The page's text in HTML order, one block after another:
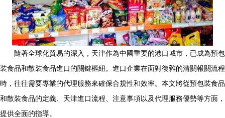
隨著全球化貿易的深入，天津作為中國重要的港口城市，已成為預包
裝食品和散裝食品進口的關鍵樞紐。進口企業在面對復雜的清關報關流程
時，往往需要專業的代理服務來確保合規性和效率。本文將從預包裝食品
和散裝食品的定義、天津進口流程、注意事項以及代理服務優勢等方面，
提供全面的指導。